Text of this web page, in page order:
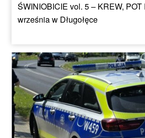
ŚWINIOBICIE vol. 5 – KREW, POT
września w Długołęce